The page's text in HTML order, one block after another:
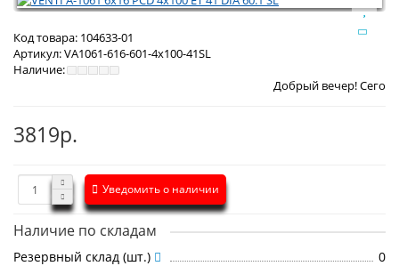
Код товара: 104633-01
Артикул:VА1061-616-601-4x100-41SL
Наличие:
Добрый вечер! СегодняЧетверг 6
3819р.
Уведомить о наличии
Наличие по складам
Резервный склад (шт.) 0